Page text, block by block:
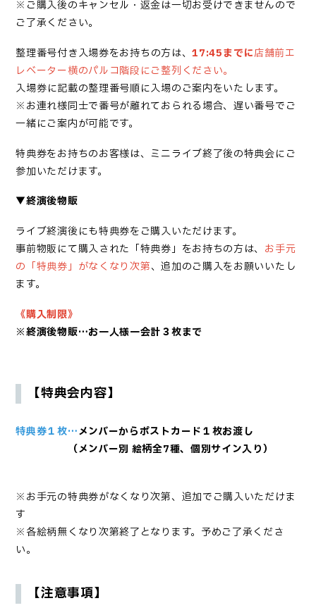
※ご購入後のキャンセル・返金は一切お受けできませんので
ご了承ください。
整理番号付き入場券をお持ちの方は、17:45までに店舗前エ
レベーター横のパルコ階段にご整列ください。
入場券に記載の整理番号順に入場のご案内をいたします。
※お連れ様同士で番号が離れておられる場合、遅い番号でご
一緒にご案内が可能です。
特典券をお持ちのお客様は、ミニライブ終了後の特典会にご
参加いただけます。
▼終演後物販
ライブ終演後にも特典券をご購入いただけます。
事前物販にて購入された「特典券」をお持ちの方は、 お手元
の「特典券」がなくなり次第、追加のご購入をお願いいたし
ます。
《購入制限》
※終演後物販…お一人様一会計３枚まで
【特典会内容】
特典券１枚…メンバーからポストカード１枚お渡し
（メンバー別 絵柄全7種、個別サイン入り）
※お手元の特典券がなくなり次第、追加でご購入いただけま
す
※各絵柄無くなり次第終了となります。予めご了承くださ
い。
【注意事項】